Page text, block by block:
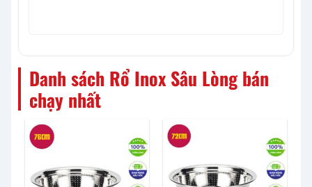
Danh sách Rổ Inox Sâu Lòng bán
chạy nhất